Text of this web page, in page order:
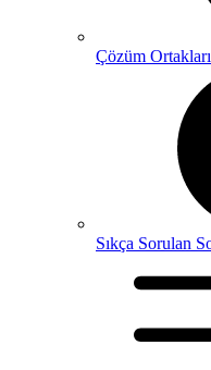
Çözüm Ortakları
Sıkça Sorulan